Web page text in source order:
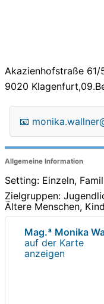
Akazienhofstraße 61/
9020
📧
Allgemeine Information
Setting: Einzeln,
Zielgruppen:
Ältere Menschen,
Mag.ª Monika
auf der Karte
anzeigen